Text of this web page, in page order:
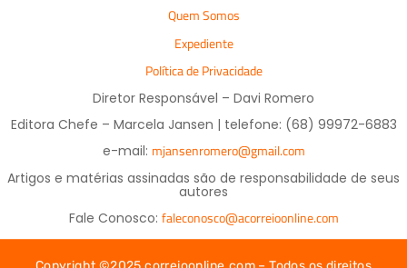
Quem Somos
Expediente
Política de Privacidade
Diretor Responsável – Davi Romero
Editora Chefe – Marcela Jansen | telefone: (68) 99972-6883
e-mail: mjansenromero@gmail.com
Artigos e matérias assinadas são de responsabilidade de seus
autores
Fale Conosco: faleconosco@acorreioonline.com